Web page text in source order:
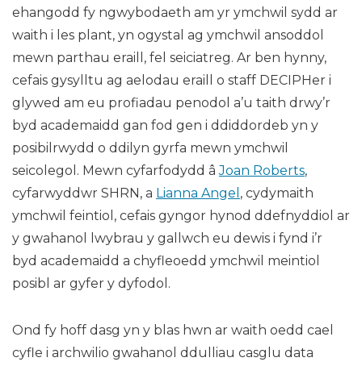
ehangodd fy ngwybodaeth am yr ymchwil sydd ar
waith i les plant, yn ogystal ag ymchwil ansoddol
mewn parthau eraill, fel seiciatreg. Ar ben hynny,
cefais gysylltu ag aelodau eraill o staff DECIPHer i
glywed am eu profiadau penodol a’u taith drwy’r
byd academaidd gan fod gen i ddiddordeb yn y
posibilrwydd o ddilyn gyrfa mewn ymchwil
seicolegol. Mewn cyfarfodydd âJoan Roberts,
cyfarwyddwr SHRN, a Lianna Angel , cydymaith
ymchwil feintiol, cefais gyngor hynod ddefnyddiol ar
y gwahanol lwybrau y gallwch eu dewis i fynd i’r
byd academaidd a chyfleoedd ymchwil meintiol
posibl ar gyfer y dyfodol.
Ond fy hoff dasg yn y blas hwn ar waith oedd cael
cyfle i archwilio gwahanol ddulliau casglu data